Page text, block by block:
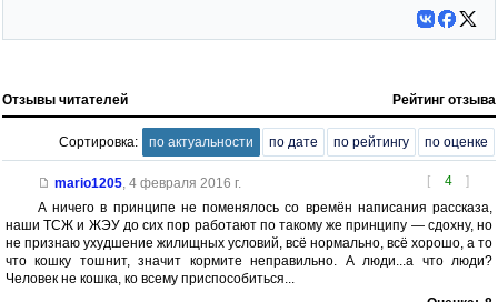
Отзывы читателей Рейтинг отзыва
Сортировка: по актуальности по дате по рейтингу по оценке
[ 4 ]
mario1205, 4 февраля 2016 г.
А ничего в принципе не поменялось со времён написания рассказа,
наши ТСЖ и ЖЭУ до сих пор работают по такому же принципу — сдохну, но
не признаю ухудшение жилищных условий, всё нормально, всё хорошо, а то
что кошку тошнит, значит кормите неправильно. А люди...а что люди?
Человек не кошка, ко всему приспособиться...